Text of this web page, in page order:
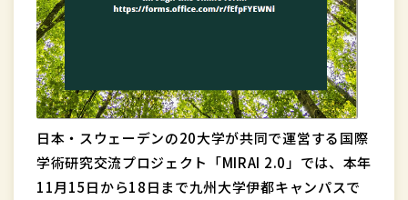
日本・スウェーデンの20大学が共同で運営する国際
学術研究交流プロジェクト「MIRAI 2.0」では、本年
11月15日から18日まで九州大学伊都キャンパスで